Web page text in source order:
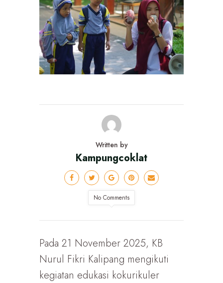
Written by
Kampungcoklat
No Comments
Pada 21 November 2025, KB
Nurul Fikri Kalipang mengikuti
kegiatan edukasi kokurikuler